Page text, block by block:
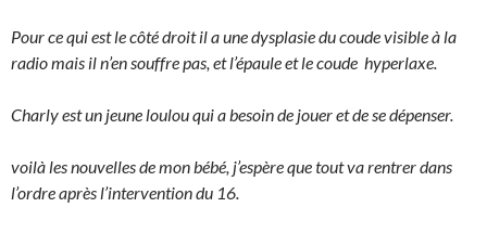
Pour ce qui est le côté droit il a une dysplasie du coude visible à la
radio mais il n’en souffre pas, et l’épaule et le coude hyperlaxe.
Charly est un jeune loulou qui a besoin de jouer et de se dépenser.
voilà les nouvelles de mon bébé, j’espère que tout va rentrer dans
l’ordre après l’intervention du 16.